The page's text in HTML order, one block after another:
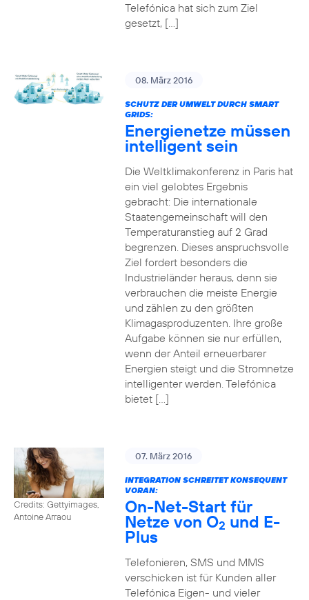
Telefónica hat sich zum Ziel
gesetzt, […]
08. März 2016
SCHUTZ DER UMWELT DURCH SMART
GRIDS:
Energienetze müssen
intelligent sein
Die Weltklimakonferenz in Paris hat
ein viel gelobtes Ergebnis
gebracht: Die internationale
Staatengemeinschaft will den
Temperaturanstieg auf 2 Grad
begrenzen. Dieses anspruchsvolle
Ziel fordert besonders die
Industrieländer heraus, denn sie
verbrauchen die meiste Energie
und zählen zu den größten
Klimagasproduzenten. Ihre große
Aufgabe können sie nur erfüllen,
wenn der Anteil erneuerbarer
Energien steigt und die Stromnetze
intelligenter werden. Telefónica
bietet […]
Credits: Gettyimages,
Antoine Arraou
07. März 2016
INTEGRATION SCHREITET KONSEQUENT
VORAN:
On-Net-Start für
Netze von O2 und E-
Plus
Telefonieren, SMS und MMS
verschicken ist für Kunden aller
Telefónica Eigen- und vieler